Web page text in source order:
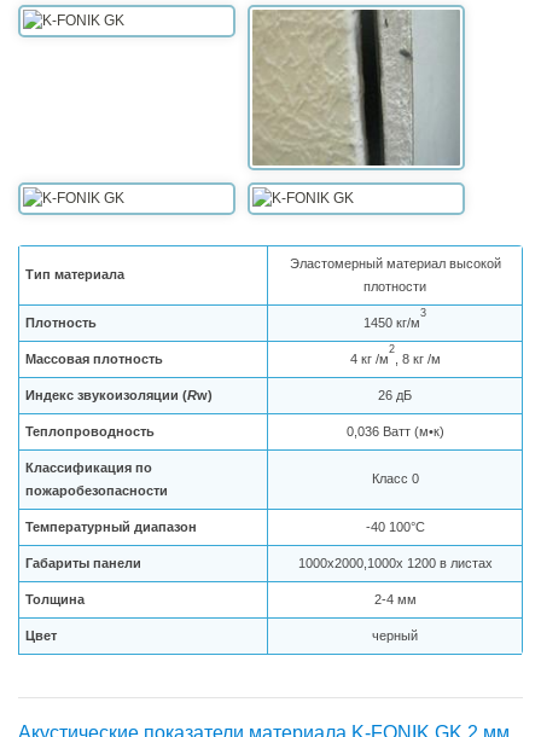
Тип материала
Эластомерный материал высокой
плотности
Плотность 1450 кг/м
3
Массовая плотность 4 кг /м
2
, 8 кг /м
Индекс звукоизоляции (Rw) 26 дБ
Теплопроводность 0,036 Ватт (м•к)
Классификация по
пожаробезопасности
Класс 0
Температурный диапазон -40 100°С
Габариты панели 1000x2000,1000x 1200 в листах
Толщина 2-4 мм
Цвет черный
Акустические показатели материала K-FONIK GK 2 мм